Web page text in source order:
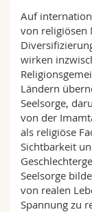
Auf
von religiösen
wirken
Ländern
Seelsorge,
von der
als religiöse
Sichtbarkeit
Seelsorge
von realen
Spannung zu